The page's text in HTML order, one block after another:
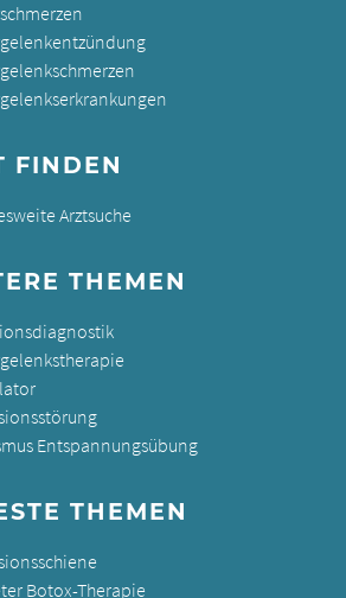
FINDEN
Arztsuche
THEMEN
Entspannungsübung
THEMEN
Botox-Therapie